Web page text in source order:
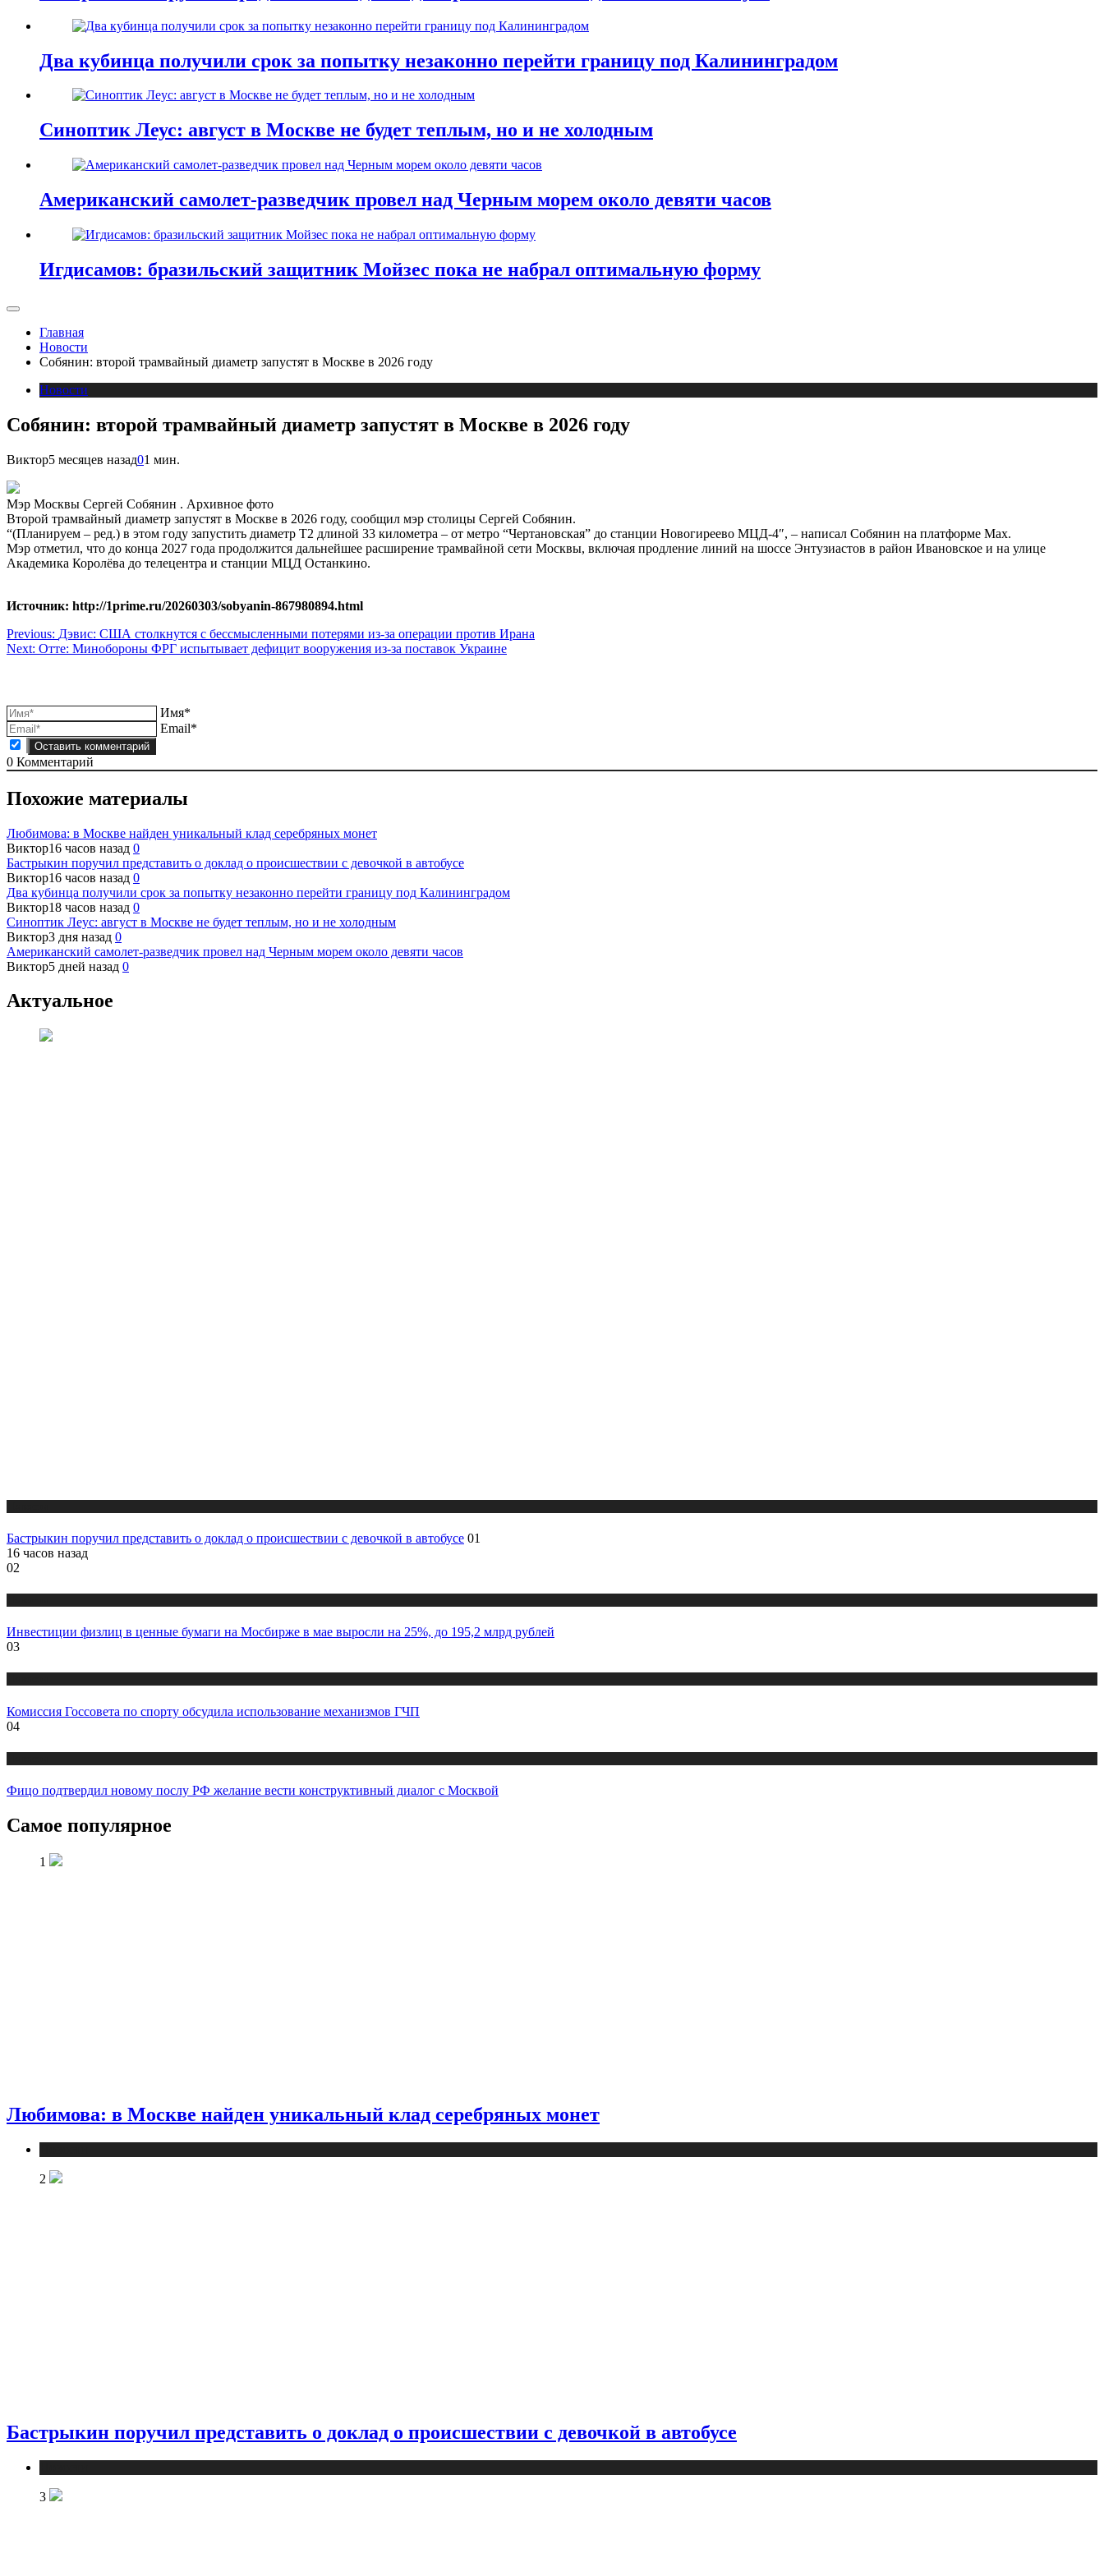
Два кубинца получили срок за попытку незаконно перейти границу под Калининградом
Синоптик Леус: август в Москве не будет теплым, но и не холодным
Американский самолет-разведчик провел над Черным морем около девяти часов
Игдисамов: бразильский защитник Мойзес пока не набрал оптимальную форму
Главная
Новости
Собянин: второй трамвайный диаметр запустят в Москве в 2026 году
Новости
Собянин: второй трамвайный диаметр запустят в Москве в 2026 году
Виктор5 месяцев назад01 мин.
Мэр Москвы Сергей Собянин . Архивное фото
Второй трамвайный диаметр запустят в Москве в 2026 году, сообщил мэр столицы Сергей Собянин.
“(Планируем – ред.) в этом году запустить диаметр Т2 длиной 33 километра – от метро “Чертановская” до станции Новогиреево МЦД-4″, – написал Собянин на платформе Max.
Мэр отметил, что до конца 2027 года продолжится дальнейшее расширение трамвайной сети Москвы, включая продление линий на шоссе Энтузиастов в район Ивановское и на улице
Академика Королёва до телецентра и станции МЦД Останкино.
Источник: http://1prime.ru/20260303/sobyanin-867980894.html
Навигация
по
Previous: Дэвис: США столкнутся с бессмысленными потерями из-за операции против Ирана
Next: Отте: Минобороны ФРГ испытывает дефицит вооружения из-за поставок Украине
Имя*
Email*
0 Комментарий
Похожие материалы
Любимова: в Москве найден уникальный клад серебряных монет
Виктор16 часов назад 0
Бастрыкин поручил представить о доклад о происшествии с девочкой в автобусе
Виктор16 часов назад 0
Два кубинца получили срок за попытку незаконно перейти границу под Калининградом
Виктор18 часов назад 0
Синоптик Леус: август в Москве не будет теплым, но и не холодным
Виктор3 дня назад 0
Американский самолет-разведчик провел над Черным морем около девяти часов
Виктор5 дней назад 0
Актуальное
Бастрыкин поручил представить о доклад о происшествии с девочкой в автобусе 01
16 часов назад
02
Инвестиции физлиц в ценные бумаги на Мосбирже в мае выросли на 25%, до 195,2 млрд рублей
03
Комиссия Госсовета по спорту обсудила использование механизмов ГЧП
04
Фицо подтвердил новому послу РФ желание вести конструктивный диалог с Москвой
Самое популярное
1
Любимова: в Москве найден уникальный клад серебряных монет
2
Бастрыкин поручил представить о доклад о происшествии с девочкой в автобусе
3